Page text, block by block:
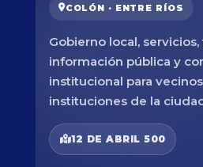
COLÓN · ENTRE RÍOS
Gobierno local,
información pública y
institucional para
instituciones de la
12 DE ABRIL 500